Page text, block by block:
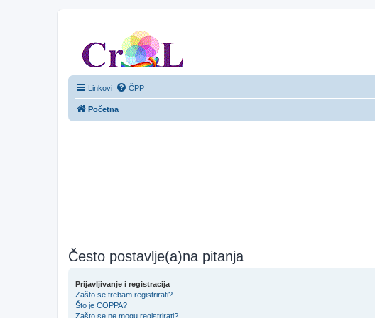
Linkovi ČPP
Početna
Često postavlje(a)na pitanja
Prijavljivanje i registracija
Zašto se trebam registrirati?
Što je COPPA?
Zašto se ne mogu registrirati?